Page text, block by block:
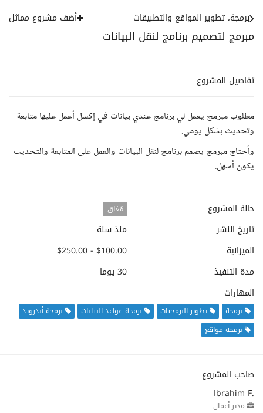
مبرمج لتصميم برنامج لنقل البيانات
برمجة، تطوير المواقع والتطبيقات أضف مشروع مماثل
تفاصيل المشروع
مطلوب مبرمج يعمل لي برنامج عندي بيانات في إكسل أعمل عليها متابعة
وتحديث بشكل يومي.
وأحتاج مبرمج يصمم برنامج لنقل البيانات والعمل على المتابعة والتحديث
يكون أسهل.
حالة المشروع مُغلق
تاريخ النشر
منذ سنة
الميزانية
$100.00 - $250.00
مدة التنفيذ
30 يوما
المهارات
برمجة تطوير البرمجيات برمجة قواعد البيانات
برمجة أندرويد
برمجة مواقع
صاحب المشروع
Ibrahim F.
مدير أعمال